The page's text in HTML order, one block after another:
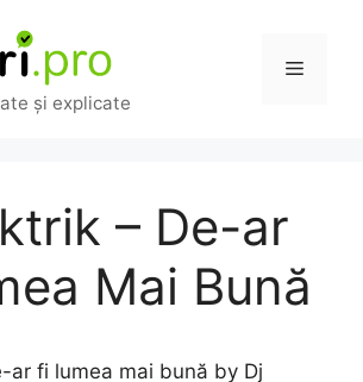
și explicate
Meniu
– De-ar
Mai Bună
ar fi lumea mai bună by Dj